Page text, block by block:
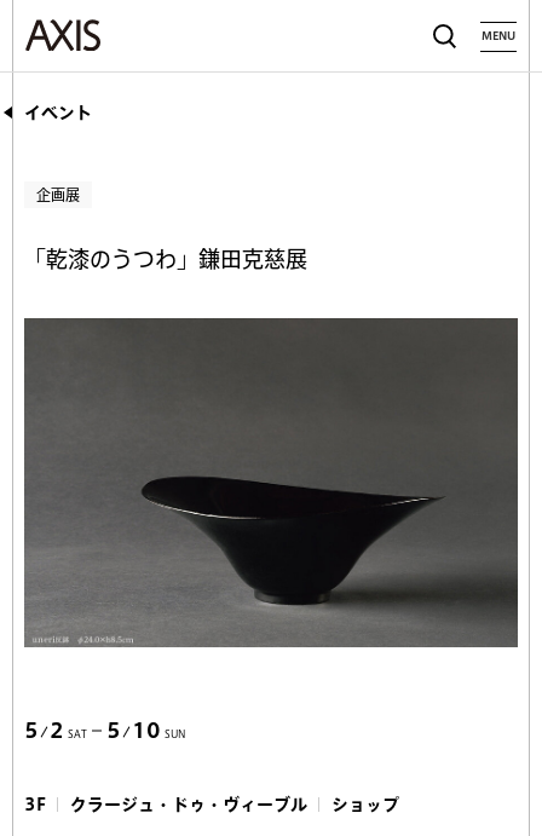
MENU
イベント
企画展
「乾漆のうつわ」鎌田克慈展
5 2 SAT 5 10 SUN
3F クラージュ・ドゥ・ヴィーブル ショップ